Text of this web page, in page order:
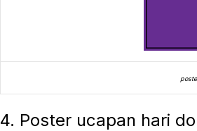
4. Poster ucapan hari